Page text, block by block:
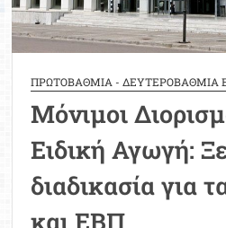
ΠΡΩΤΟΒΑΘΜΙΑ - ΔΕΥΤΕΡΟΒΑΘΜΙΑ
Μόνιμοι
Ειδική Αγωγή:
διαδικασία για
και ΕΒΠ